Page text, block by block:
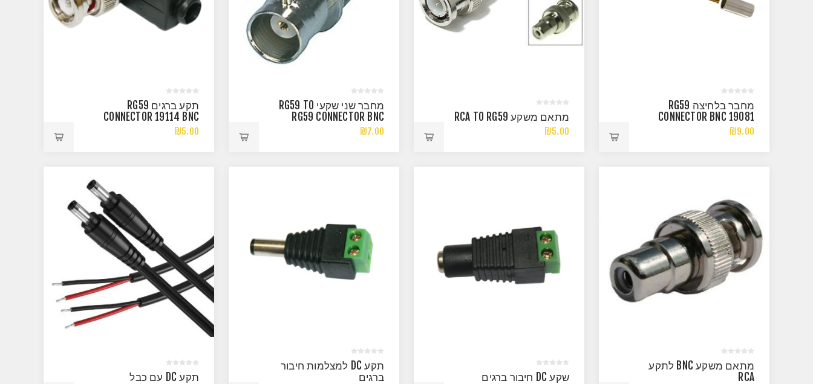
מחבר בלחיצה RG59
CONNECTOR BNC 19081
₪9.00
מתאם משקע RCA TO RG59
₪5.00
מחבר שני שקעי RG59 TO
RG59 CONNECTOR BNC
₪7.00
תקע ברגים RG59
CONNECTOR 19114 BNC
₪5.00
מתאם משקע BNC לתקע
RCA
שקע DC חיבור ברגים
תקע DC למצלמות חיבור
ברגים
תקע DC עם כבל